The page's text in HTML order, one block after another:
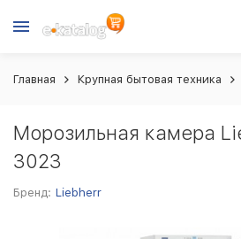
Главная Крупная бытовая техника
Морозильная камера
3023
Бренд: Liebherr